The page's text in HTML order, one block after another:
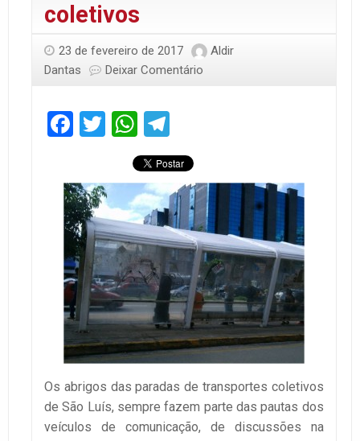
coletivos
23 de fevereiro de 2017
Aldir
Dantas
Deixar Comentário
Facebook
TwitterWhatsApp
Os abrigos das paradas de transportes coletivos
de São Luís, sempre fazem parte das pautas dos
veículos de comunicação, de discussões na